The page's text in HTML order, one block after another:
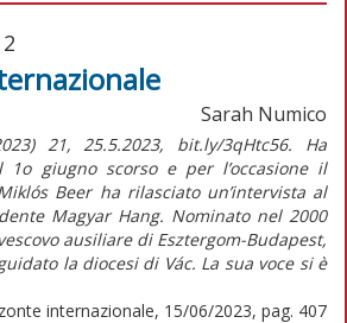
Sarah Numico
21, 25.5.2023, bit.ly/3qHtc56. Ha
giugno scorso e per l’occasione il
Beer ha rilasciato un’intervista al
Magyar Hang. Nominato nel 2000
ausiliare di Esztergom-Budapest,
la diocesi di Vác. La sua voce si è
internazionale, 15/06/2023, pag. 407